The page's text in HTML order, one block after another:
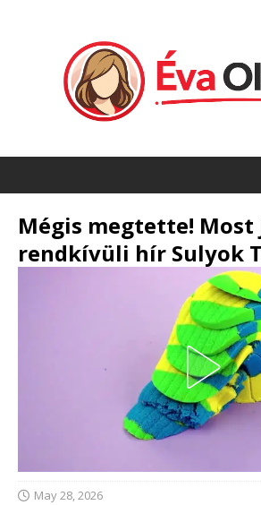
Mégis megtette!
rendkívüli hír Sulyok
May 28, 2026